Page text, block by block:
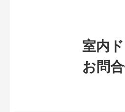
室内
お問